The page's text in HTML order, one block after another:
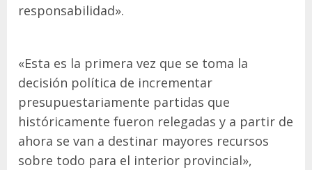
responsabilidad».
«Esta es la primera vez que se toma la
decisión política de incrementar
presupuestariamente partidas que
históricamente fueron relegadas y a partir de
ahora se van a destinar mayores recursos
sobre todo para el interior provincial»,